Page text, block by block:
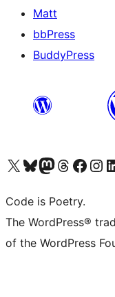
Matt
bbPress
BuddyPress
Navštivte náš účet na X (dříve Twitter)
Navštivte náš Bluesky účetNavštivte náš účet
Navštivte náš Threads účetNavštivte naši
Navštivte náš
Code is Poetry.
The WordPress®
of the WordPress